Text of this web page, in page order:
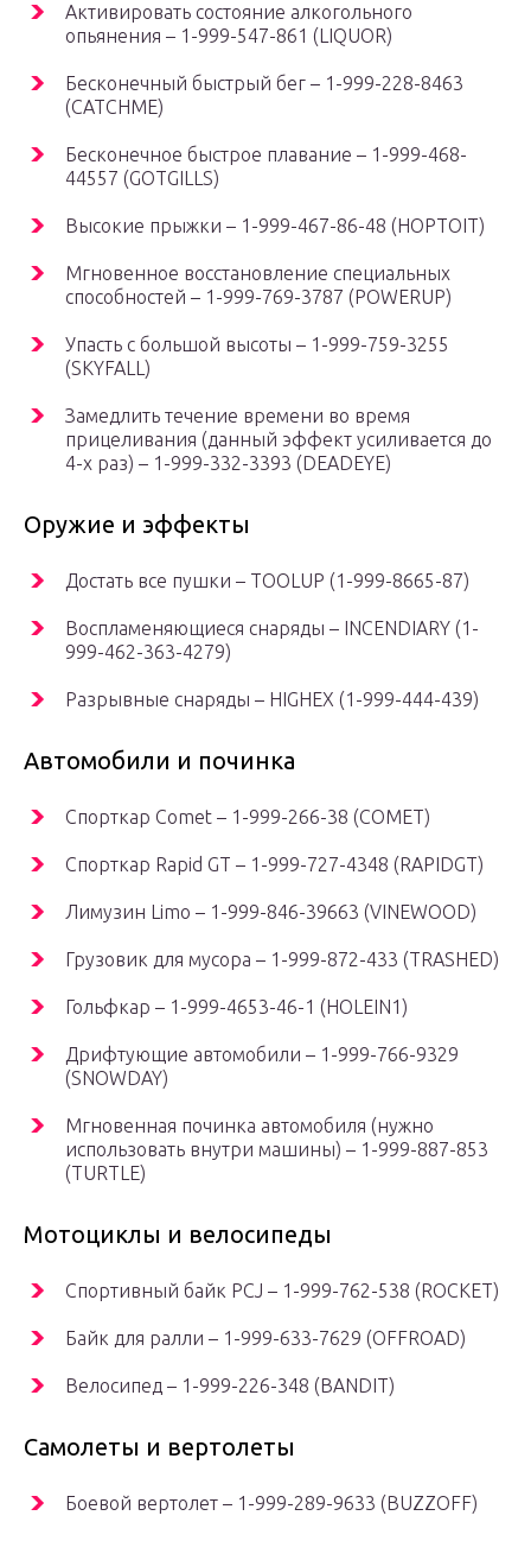
Активировать состояние алкогольного
опьянения – 1-999-547-861 (LIQUOR)
Бесконечный быстрый бег – 1-999-228-8463
(CATCHME)
Бесконечное быстрое плавание – 1-999-468-
44557 (GOTGILLS)
Высокие прыжки – 1-999-467-86-48 (HOPTOIT)
Мгновенное восстановление специальных
способностей – 1-999-769-3787 (POWERUP)
Упасть с большой высоты – 1-999-759-3255
(SKYFALL)
Замедлить течение времени во время
прицеливания (данный эффект усиливается до
4-х раз) – 1-999-332-3393 (DEADEYE)
Оружие и эффекты
Достать все пушки – TOOLUP (1-999-8665-87)
Воспламеняющиеся снаряды – INCENDIARY (1-
999-462-363-4279)
Разрывные снаряды – HIGHEX (1-999-444-439)
Автомобили и починка
Спорткар Comet – 1-999-266-38 (COMET)
Спорткар Rapid GT – 1-999-727-4348 (RAPIDGT)
Лимузин Limo – 1-999-846-39663 (VINEWOOD)
Грузовик для мусора – 1-999-872-433 (TRASHED)
Гольфкар – 1-999-4653-46-1 (HOLEIN1)
Дрифтующие автомобили – 1-999-766-9329
(SNOWDAY)
Мгновенная починка автомобиля (нужно
использовать внутри машины) – 1-999-887-853
(TURTLE)
Мотоциклы и велосипеды
Спортивный байк PCJ – 1-999-762-538 (ROCKET)
Байк для ралли – 1-999-633-7629 (OFFROAD)
Велосипед – 1-999-226-348 (BANDIT)
Самолеты и вертолеты
Боевой вертолет – 1-999-289-9633 (BUZZOFF)